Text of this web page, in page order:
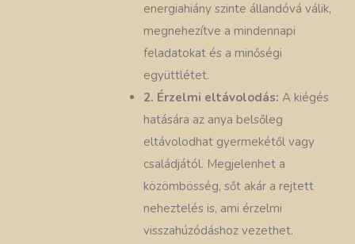
energiahiány szinte állandóvá válik,
megnehezítve a mindennapi
feladatokat és a minőségi
együttlétet.
2. Érzelmi eltávolodás: A kiégés
hatására az anya belsőleg
eltávolodhat gyermekétől vagy
családjától. Megjelenhet a
közömbösség, sőt akár a rejtett
neheztelés is, ami érzelmi
visszahúzódáshoz vezethet.